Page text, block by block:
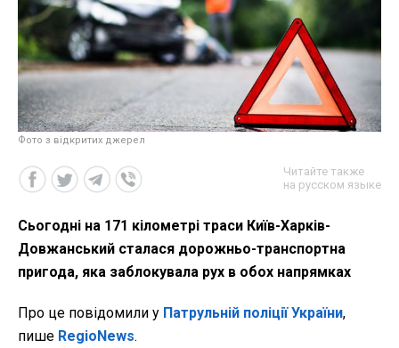
Фото з відкритих джерел
Читайте также
на русском языке
Сьогодні на 171 кілометрі траси Київ-Харків-
Довжанський сталася дорожньо-транспортна
пригода, яка заблокувала рух в обох напрямках
Про це повідомили у Патрульній поліції України,
пише RegioNews.